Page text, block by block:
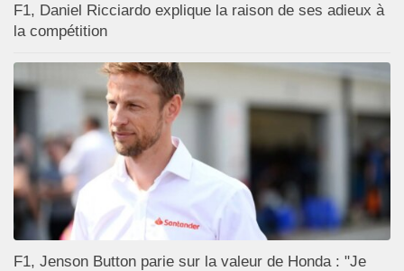
F1, Daniel Ricciardo explique la raison de ses adieux à
la compétition
F1, Jenson Button parie sur la valeur de Honda : "Je